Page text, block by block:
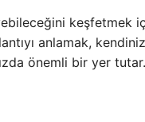
keşfetmek
anlamak,
önemli bir yer tutar.